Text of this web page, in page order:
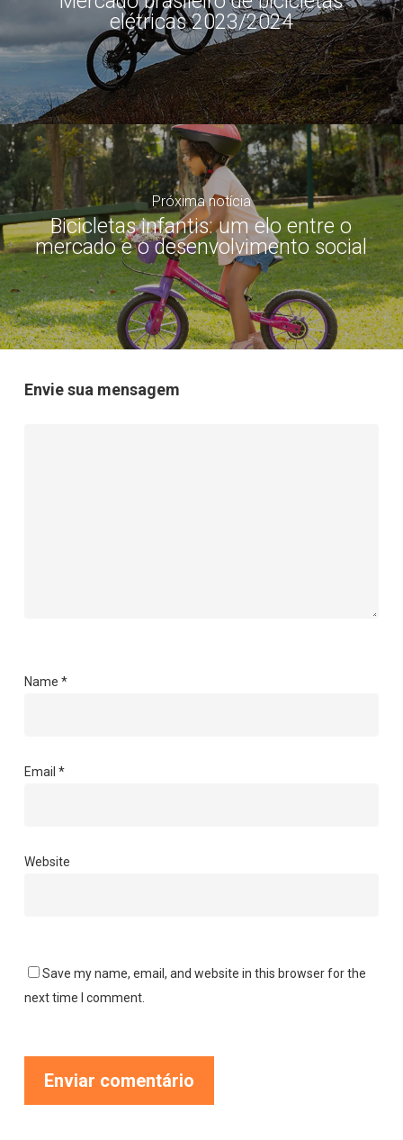
elétricas 2023/2024
Próxima notícia
Bicicletas infantis: um elo entre o
mercado e o desenvolvimento social
Envie sua mensagem
Name *
Email *
Website
Save my name, email, and website in this browser for the
next time I comment.